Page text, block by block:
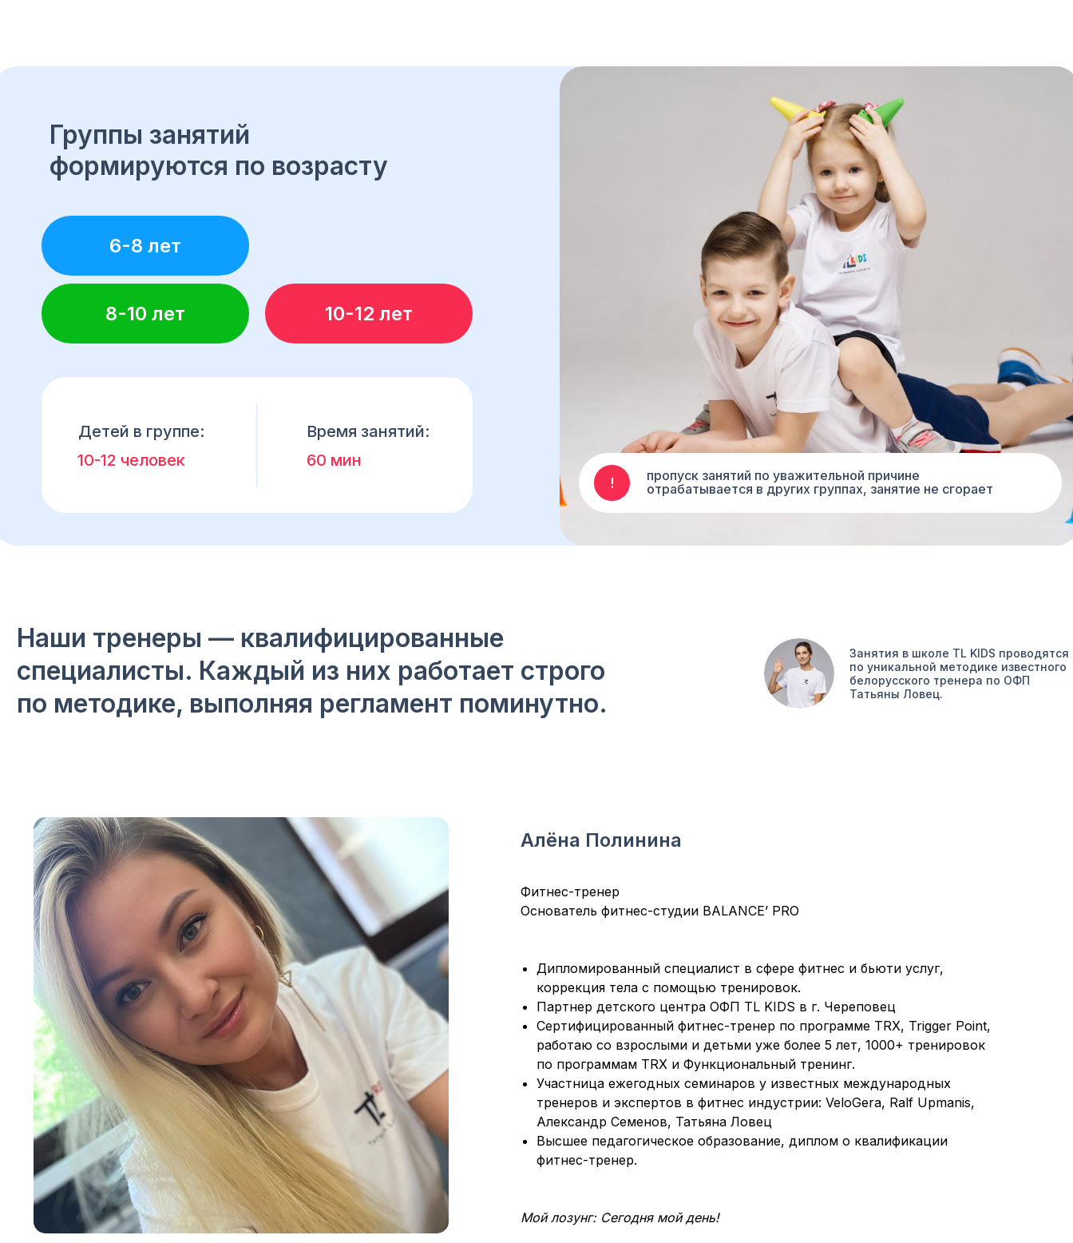
Группы занятий
формируются по возрасту
6-8 лет
8-10 лет 10-12 лет
пропуск занятий по уважительной причине
отрабатывается в других группах, занятие не сгорает
Детей в группе:
10-12 человек
Время занятий:
60 мин
Наши тренеры — квалифицированные
специалисты. Каждый из них работает строго
по методике, выполняя регламент поминутно.
Занятия в школе TL KIDS проводятся
по уникальной методике известного
белорусского тренера по ОФП
Татьяны Ловец.
Фитнес-тренер
Основатель фитнес-студии BALANCE’ PRO
Дипломированный специалист в сфере фитнес и бьюти услуг,
коррекция тела с помощью тренировок.
Партнер детского центра ОФП TL KIDS в г. Череповец
Сертифицированный фитнес-тренер по программе TRX, Trigger Point,
работаю со взрослыми и детьми уже более 5 лет, 1000+ тренировок
по программам TRX и Функциональный тренинг.
Участница ежегодных семинаров у известных международных
тренеров и экспертов в фитнес индустрии: VeloGera, Ralf Upmanis,
Александр Семенов, Татьяна Ловец
Высшее педагогическое образование, диплом о квалификации
фитнес-тренер.
Мой лозунг: Сегодня мой день!
Алёна Полинина